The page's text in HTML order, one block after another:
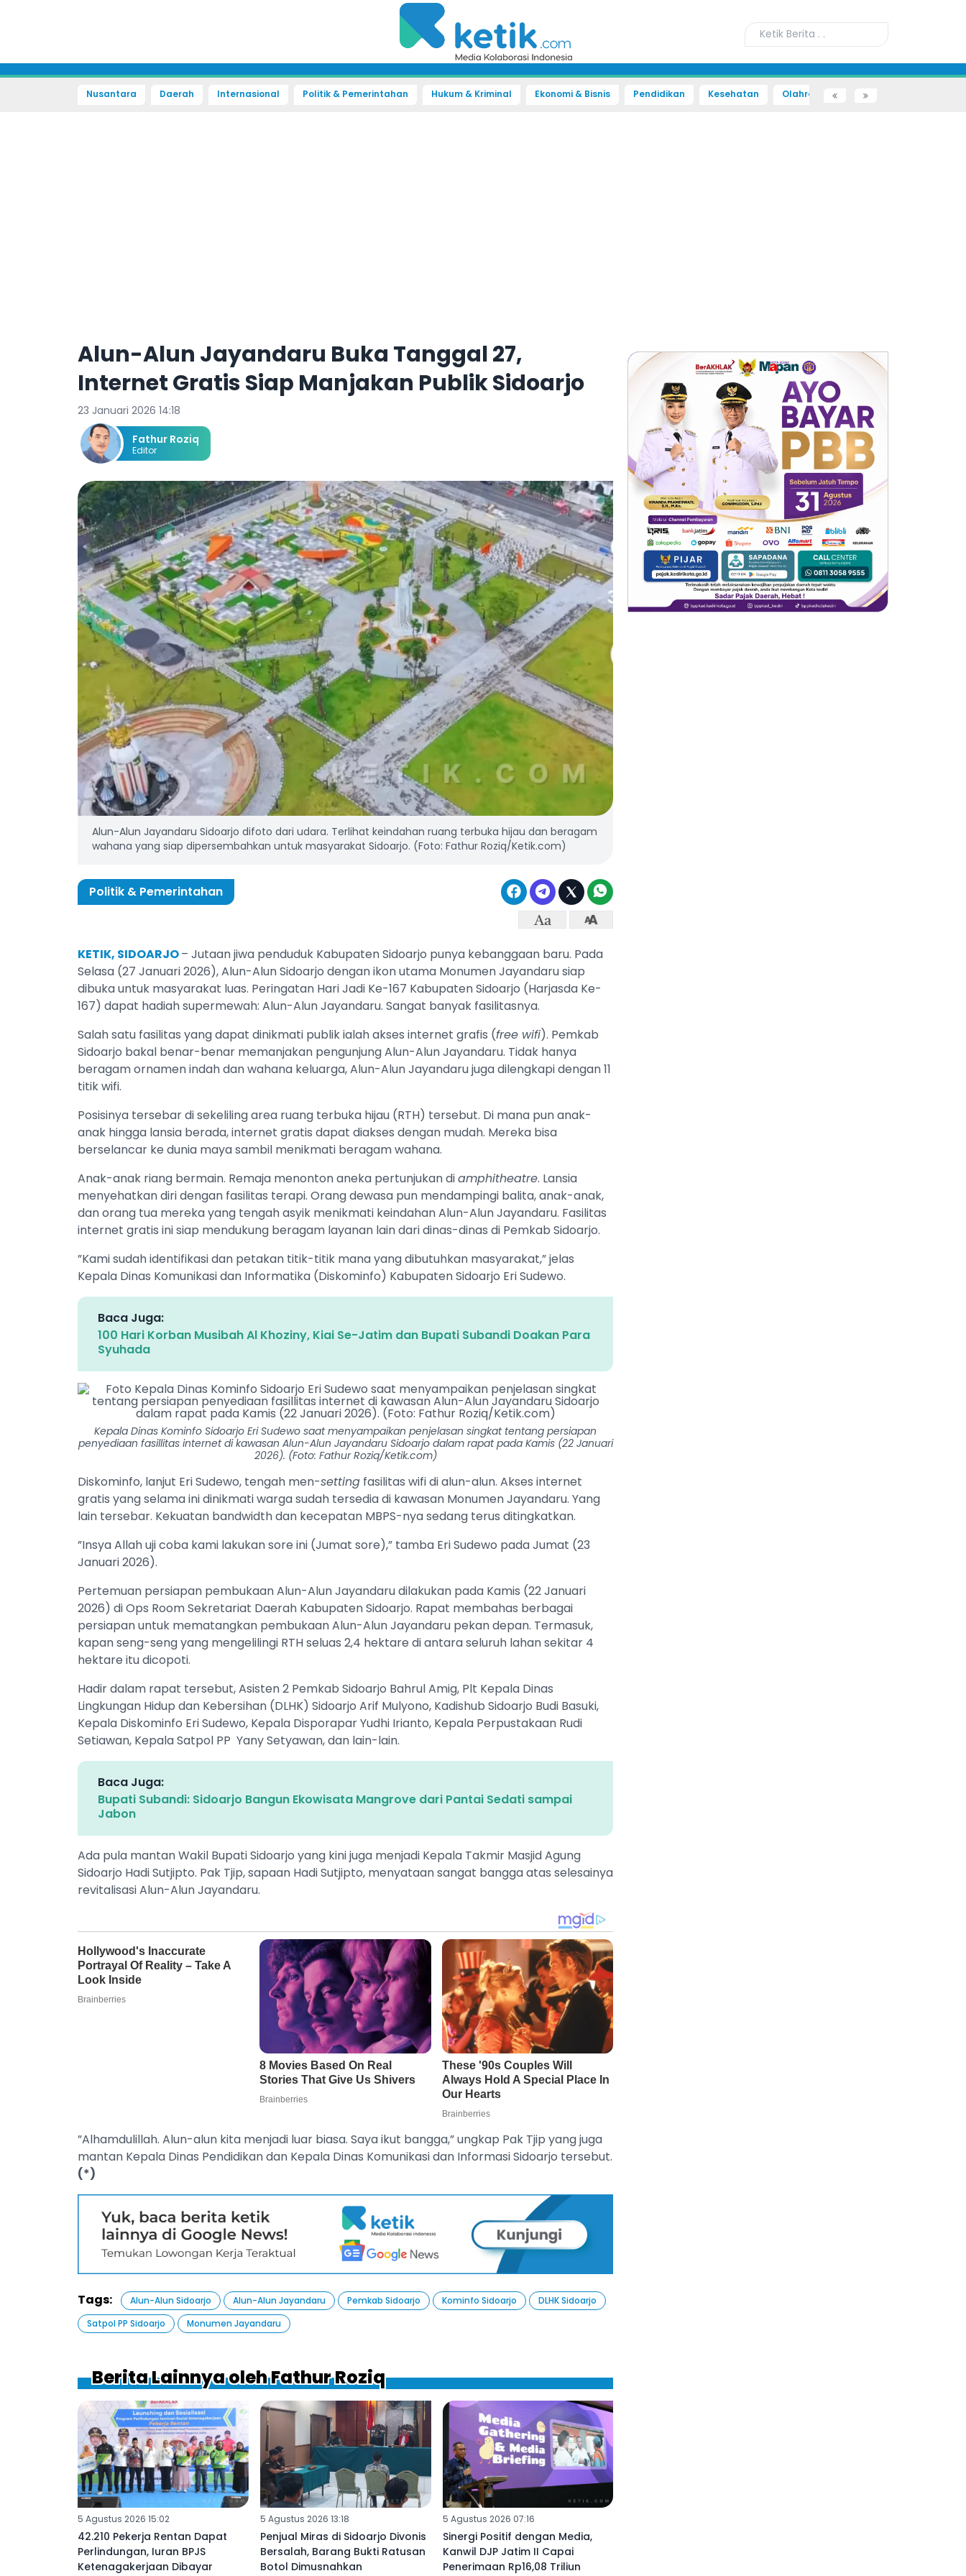
Nusantara Daerah Internasional Politik & Pemerintahan Hukum & Kriminal Ekonomi & Bisnis Pendidikan Kesehatan Olahraga Sains dan Teknologi
Alun-Alun Jayandaru Buka Tanggal 27,
Internet Gratis Siap Manjakan Publik Sidoarjo
23 Januari 2026 14:18
Fathur Roziq
Editor
Alun-Alun Jayandaru Sidoarjo difoto dari udara. Terlihat keindahan ruang terbuka hijau dan beragam
wahana yang siap dipersembahkan untuk masyarakat Sidoarjo. (Foto: Fathur Roziq/Ketik.com)
Politik & Pemerintahan
KETIK, SIDOARJO– Jutaan jiwa penduduk Kabupaten Sidoarjo punya kebanggaan baru. Pada
Selasa (27 Januari 2026), Alun-Alun Sidoarjo dengan ikon utama Monumen Jayandaru siap
dibuka untuk masyarakat luas. Peringatan Hari Jadi Ke-167 Kabupaten Sidoarjo (Harjasda Ke-
167) dapat hadiah supermewah: Alun-Alun Jayandaru. Sangat banyak fasilitasnya.
Salah satu fasilitas yang dapat dinikmati publik ialah akses internet grafis (free wifi). Pemkab
Sidoarjo bakal benar-benar memanjakan pengunjung Alun-Alun Jayandaru. Tidak hanya
beragam ornamen indah dan wahana keluarga, Alun-Alun Jayandaru juga dilengkapi dengan 11
titik wifi.
Posisinya tersebar di sekeliling area ruang terbuka hijau (RTH) tersebut. Di mana pun anak-
anak hingga lansia berada, internet gratis dapat diakses dengan mudah. Mereka bisa
berselancar ke dunia maya sambil menikmati beragam wahana.
Anak-anak riang bermain. Remaja menonton aneka pertunjukan diamphitheatre. Lansia
menyehatkan diri dengan fasilitas terapi. Orang dewasa pun mendampingi balita, anak-anak,
dan orang tua mereka yang tengah asyik menikmati keindahan Alun-Alun Jayandaru. Fasilitas
internet gratis ini siap mendukung beragam layanan lain dari dinas-dinas di Pemkab Sidoarjo.
”Kami sudah identifikasi dan petakan titik-titik mana yang dibutuhkan masyarakat,” jelas
Kepala Dinas Komunikasi dan Informatika (Diskominfo) Kabupaten Sidoarjo Eri Sudewo.
Baca Juga:
100 Hari Korban Musibah Al Khoziny, Kiai Se-Jatim dan Bupati Subandi Doakan Para
Syuhada
Kepala Dinas Kominfo Sidoarjo Eri Sudewo saat menyampaikan penjelasan singkat tentang persiapan
penyediaan fasillitas internet di kawasan Alun-Alun Jayandaru Sidoarjo dalam rapat pada Kamis (22 Januari
2026). (Foto: Fathur Roziq/Ketik.com)
Diskominfo, lanjut Eri Sudewo, tengah men-setting fasilitas wifi di alun-alun. Akses internet
gratis yang selama ini dinikmati warga sudah tersedia di kawasan Monumen Jayandaru. Yang
lain tersebar. Kekuatan bandwidth dan kecepatan MBPS-nya sedang terus ditingkatkan.
”Insya Allah uji coba kami lakukan sore ini (Jumat sore),” tamba Eri Sudewo pada Jumat (23
Januari 2026).
Pertemuan persiapan pembukaan Alun-Alun Jayandaru dilakukan pada Kamis (22 Januari
2026) di Ops Room Sekretariat Daerah Kabupaten Sidoarjo. Rapat membahas berbagai
persiapan untuk mematangkan pembukaan Alun-Alun Jayandaru pekan depan. Termasuk,
kapan seng-seng yang mengelilingi RTH seluas 2,4 hektare di antara seluruh lahan sekitar 4
hektare itu dicopoti.
Hadir dalam rapat tersebut, Asisten 2 Pemkab Sidoarjo Bahrul Amig, Plt Kepala Dinas
Lingkungan Hidup dan Kebersihan (DLHK) Sidoarjo Arif Mulyono, Kadishub Sidoarjo Budi Basuki,
Kepala Diskominfo Eri Sudewo, Kepala Disporapar Yudhi Irianto, Kepala Perpustakaan Rudi
Setiawan, Kepala Satpol PP Yany Setyawan, dan lain-lain.
Baca Juga:
Bupati Subandi: Sidoarjo Bangun Ekowisata Mangrove dari Pantai Sedati sampai
Jabon
Ada pula mantan Wakil Bupati Sidoarjo yang kini juga menjadi Kepala Takmir Masjid Agung
Sidoarjo Hadi Sutjipto. Pak Tjip, sapaan Hadi Sutjipto, menyataan sangat bangga atas selesainya
revitalisasi Alun-Alun Jayandaru.
”Alhamdulillah. Alun-alun kita menjadi luar biasa. Saya ikut bangga,” ungkap Pak Tjip yang juga
mantan Kepala Dinas Pendidikan dan Kepala Dinas Komunikasi dan Informasi Sidoarjo tersebut.
(*)
Tags: Alun-Alun Sidoarjo Alun-Alun Jayandaru Pemkab Sidoarjo Kominfo Sidoarjo
DLHK Sidoarjo
Satpol PP Sidoarjo
Monumen Jayandaru
Berita Lainnya oleh Fathur Roziq
5 Agustus 2026 15:02
42.210 Pekerja Rentan Dapat
Perlindungan, Iuran BPJS
Ketenagakerjaan Dibayar
5 Agustus 2026 13:18
Penjual Miras di Sidoarjo Divonis
Bersalah, Barang Bukti Ratusan
Botol Dimusnahkan
5 Agustus 2026 07:16
Sinergi Positif dengan Media,
Kanwil DJP Jatim II Capai
Penerimaan Rp16,08 Triliun